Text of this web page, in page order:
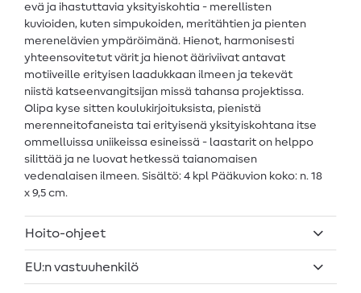
evä ja ihastuttavia yksityiskohtia - merellisten
kuvioiden, kuten simpukoiden, meritähtien ja pienten
merenelävien ympäröimänä. Hienot, harmonisesti
yhteensovitetut värit ja hienot ääriviivat antavat
motiiveille erityisen laadukkaan ilmeen ja tekevät
niistä katseenvangitsijan missä tahansa projektissa.
Olipa kyse sitten koulukirjoituksista, pienistä
merenneitofaneista tai erityisenä yksityiskohtana itse
ommelluissa uniikeissa esineissä - laastarit on helppo
silittää ja ne luovat hetkessä taianomaisen
vedenalaisen ilmeen. Sisältö: 4 kpl Pääkuvion koko: n. 18
x 9,5 cm.
Hoito-ohjeet
EU:n vastuuhenkilö